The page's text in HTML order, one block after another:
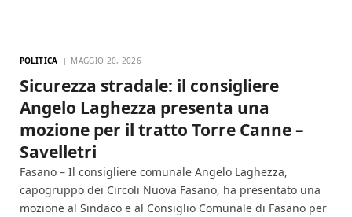
POLITICA MAGGIO 20, 2026
Sicurezza stradale: il consigliere
Angelo Laghezza presenta una
mozione per il tratto Torre Canne –
Savelletri
Fasano – Il consigliere comunale Angelo Laghezza,
capogruppo dei Circoli Nuova Fasano, ha presentato una
mozione al Sindaco e al Consiglio Comunale di Fasano per